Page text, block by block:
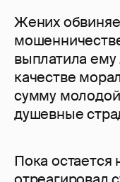
Жених
выплатила
качестве
сумму
душевные
Пока остается